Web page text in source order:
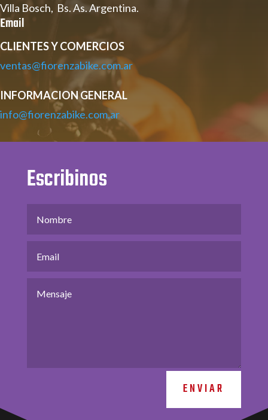
Villa Bosch, Bs. As. Argentina.
Email
CLIENTES Y COMERCIOS
ventas@fiorenzabike.com.ar
INFORMACION GENERAL
info@fiorenzabike.com.ar
Escribinos
ENVIAR